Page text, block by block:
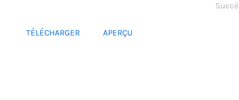
TÉLÉCHARGER APERÇU